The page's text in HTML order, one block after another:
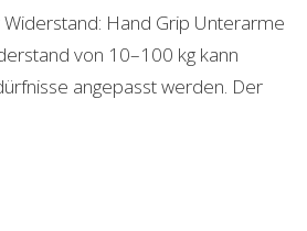
Hand Grip Unterarme
von 10–100 kg kann
angepasst werden. Der